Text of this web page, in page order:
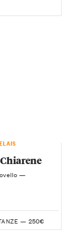
—
— 250€